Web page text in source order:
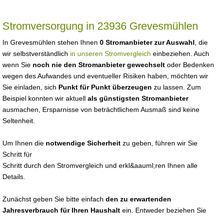
Stromversorgung in 23936 Grevesmühlen
In Grevesmühlen stehen Ihnen 0 Stromanbieter zur Auswahl , die
wir selbstverständlich in unseren Stromvergleich einbeziehen. Auch
wenn Sie noch nie den Stromanbieter gewechselt oder Bedenken
wegen des Aufwandes und eventueller Risiken haben, möchten wir
Sie einladen, sich Punkt für Punkt überzeugen zu lassen. Zum
Beispiel konnten wir aktuell als günstigsten Stromanbieter
ausmachen, Ersparnisse von beträchtlichem Ausmaß sind keine
Seltenheit.
Um Ihnen die notwendige Sicherheit zu geben, führen wir Sie
Schritt für
Schritt durch den Stromvergleich und erkl&aauml;ren Ihnen alle
Details.
Zunächst geben Sie bitte einfach den zu erwartenden
Jahresverbrauch für Ihren Haushalt ein. Entweder beziehen Sie